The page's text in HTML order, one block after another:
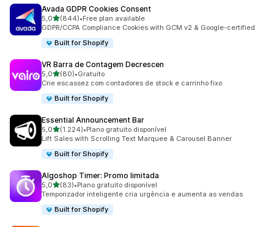
Avada GDPR Cookies Consent
5,0de 5 estrelas
(844)
844 total de avaliações
•Free plan available
GDPR/CCPA Compliance Cookies with GCM v2 & Google-certified
Built for Shopify
VR Barra de Contagem Decrescen
5,0de 5 estrelas
(80)
80 total de avaliações
•Gratuito
Crie escassez com contadores de stock e carrinho fixo
Built for Shopify
Essential Announcement Bar
5,0de 5 estrelas
(1.224)
1224 total de avaliações
•Plano gratuito disponível
Lift Sales with Scrolling Text Marquee & Carousel Banner
Built for Shopify
Algoshop Timer: Promo limitada
5,0de 5 estrelas
(83)
83 total de avaliações
•Plano gratuito disponível
Temporizador inteligente cria urgência e aumenta as vendas
Built for Shopify